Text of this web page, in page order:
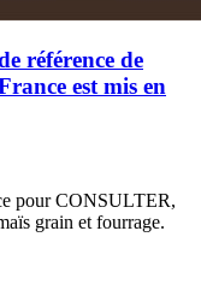
référence de
est mis en
pour CONSULTER,
grain et fourrage.